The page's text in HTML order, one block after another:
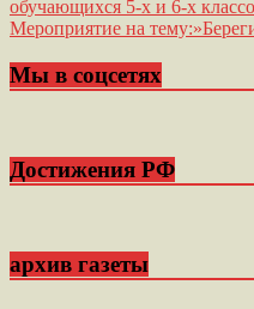
по
обучающихся 5-х и 6-х
Мероприятие на
Мы в соцсетях
Достижения РФ
архив газеты